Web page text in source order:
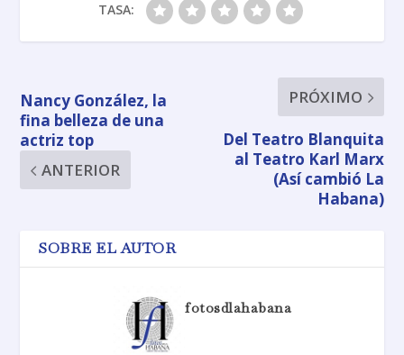
TASA:
Nancy González, la
fina belleza de una
actriz top
ANTERIOR
PRÓXIMO
Del Teatro Blanquita
al Teatro Karl Marx
(Así cambió La
Habana)
SOBRE EL AUTOR
fotosdlahabana